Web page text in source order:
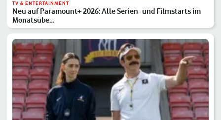
TV & ENTERTAINMENT
Neu auf Paramount+ 2026: Alle Serien- und Filmstarts im
Monatsübe…